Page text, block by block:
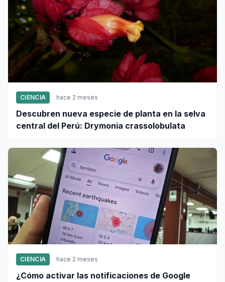
CIENCIA hace 2 meses
Descubren nueva especie de planta en la selva
central del Perú: Drymonia crassolobulata
CIENCIA hace 2 meses
¿Cómo activar las notificaciones de Google